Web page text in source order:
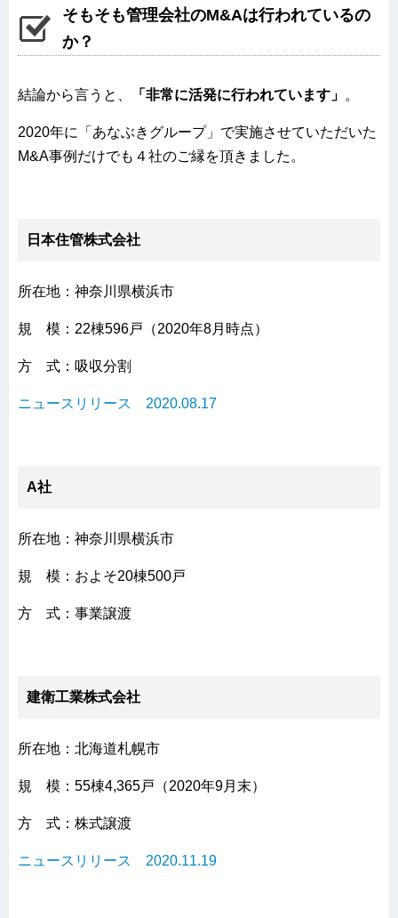
そもそも管理会社のM&Aは行われているの
か？
結論から言うと、 「非常に活発に行われています」 。
2020年に「あなぶきグループ」で実施させていただいた
M&A事例だけでも４社のご縁を頂きました。
日本住管株式会社
所在地：神奈川県横浜市
規 模：22棟596戸（2020年8月時点）
方 式：吸収分割
ニュースリリース 2020.08.17
A社
所在地：神奈川県横浜市
規 模：およそ20棟500戸
方 式：事業譲渡
建衛工業株式会社
所在地：北海道札幌市
規 模：55棟4,365戸（2020年9月末）
方 式：株式譲渡
ニュースリリース 2020.11.19